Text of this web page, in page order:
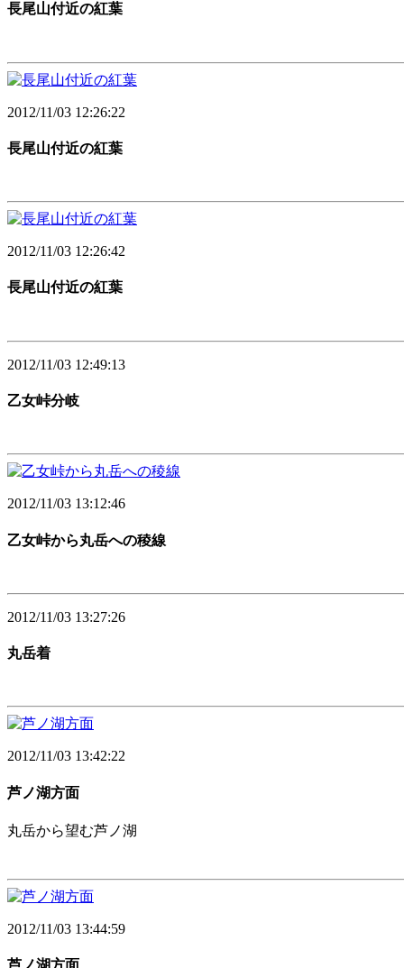
長尾山付近の紅葉
2012/11/03 12:26:22
長尾山付近の紅葉
2012/11/03 12:26:42
長尾山付近の紅葉
2012/11/03 12:49:13
乙女峠分岐
2012/11/03 13:12:46
乙女峠から丸岳への稜線
2012/11/03 13:27:26
丸岳着
2012/11/03 13:42:22
芦ノ湖方面
丸岳から望む芦ノ湖
2012/11/03 13:44:59